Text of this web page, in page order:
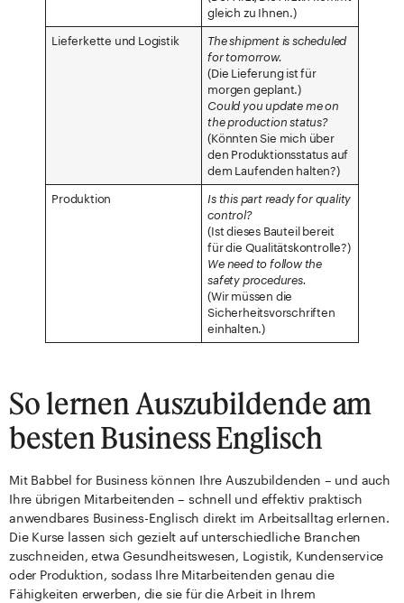
gleich zu Ihnen.)
Lieferkette und Logistik
The shipment is scheduled
for tomorrow.
(Die Lieferung ist für
morgen geplant.)
Could you update me on
the production status?
(Könnten Sie mich über
den Produktionsstatus auf
dem Laufenden halten?)
Produktion
Is this part ready for quality
control?
(Ist dieses Bauteil bereit
für die Qualitätskontrolle?)
We need to follow the
safety procedures.
(Wir müssen die
Sicherheitsvorschriften
einhalten.)
So lernen Auszubildende am
besten Business Englisch
Mit Babbel for Business können Ihre Auszubildenden – und auch
Ihre übrigen Mitarbeitenden – schnell und effektiv praktisch
anwendbares Business-Englisch direkt im Arbeitsalltag erlernen.
Die Kurse lassen sich gezielt auf unterschiedliche Branchen
zuschneiden, etwa Gesundheitswesen, Logistik, Kundenservice
oder Produktion, sodass Ihre Mitarbeitenden genau die
Fähigkeiten erwerben, die sie für die Arbeit in Ihrem